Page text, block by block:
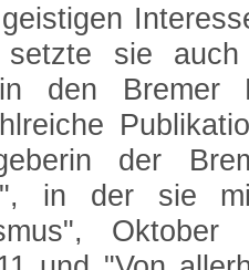
setzte sie
den Bremer
der
in der sie